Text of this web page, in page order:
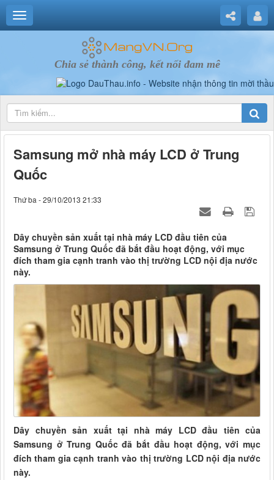
Chia sẻ thành công, kết nối đam mê
Samsung mở nhà máy LCD ở Trung
Quốc
Thứ ba - 29/10/2013 21:33
Dây chuyền sản xuất tại nhà máy LCD đầu tiên của
Samsung ở Trung Quốc đã bắt đầu hoạt động, với mục
đích tham gia cạnh tranh vào thị trường LCD nội địa nước
này.
Dây chuyền sản xuất tại nhà máy LCD đầu tiên của
Samsung ở Trung Quốc đã bắt đầu hoạt động, với mục
đích tham gia cạnh tranh vào thị trường LCD nội địa nước
này.